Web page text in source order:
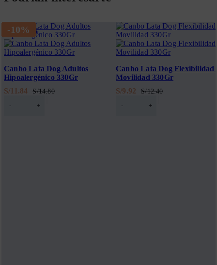
-20%
Canbo Lata Dog Adultos
Hipoalergénico 330Gr
S/14.80
S/11.84
-20%
Canbo Lata Dog Flexibilidad
Movilidad 330Gr
S/12.40
S/9.92
AGOTADO
-10%